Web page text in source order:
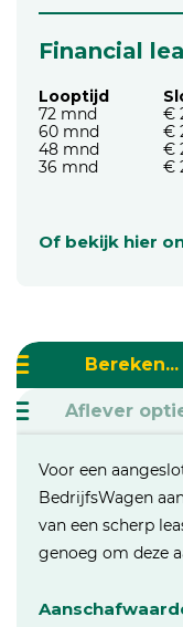
Financial
Looptijd
72 mnd
60 mnd
48 mnd
36 mnd
€
€
€
€
Of bekijk hier
Bereken...
Aflever
Voor een
BedrijfsWagen
van een scherp
genoeg om deze